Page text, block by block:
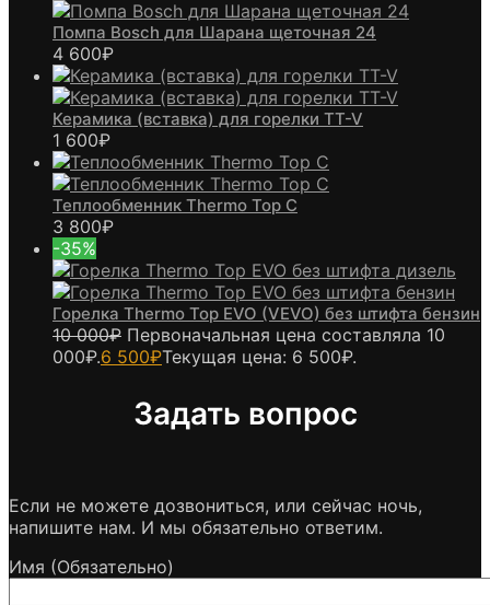
Помпа Bosch для Шарана щеточная 24
4 600₽
Керамика (вставка) для горелки TT-V
1 600₽
Теплообменник Thermo Top C
3 800₽
-35%
Горелка Thermo Top EVO (VEVO) без штифта бензин
10 000₽ Первоначальная цена составляла 10
000₽.6 500₽Текущая цена: 6 500₽.
Задать вопрос
Если не можете дозвониться, или сейчас ночь,
напишите нам. И мы обязательно ответим.
Имя (Обязательно)